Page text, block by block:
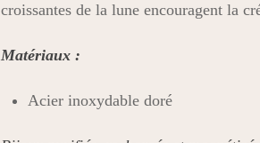
croissantes de la lune encouragent la
Matériaux :
Acier inoxydable doré